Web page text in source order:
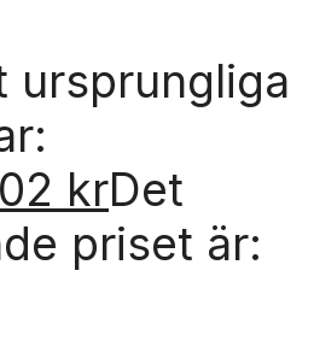
ursprungliga
krDet
priset är: